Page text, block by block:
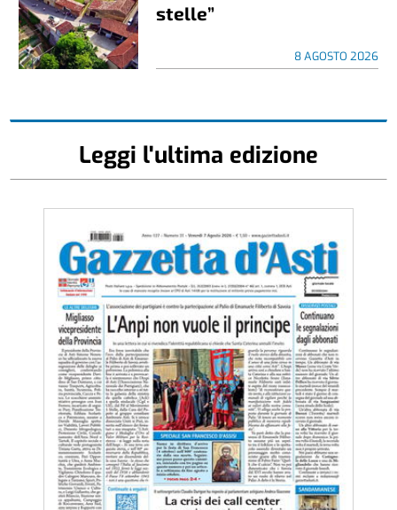
stelle”
8 AGOSTO 2026
Leggi l'ultima edizione